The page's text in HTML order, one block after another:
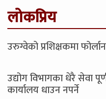
लोकप्रिय
उरुग्वेको प्रशिक्षकमा फोर्लान
उद्योग विभागका धेरै सेवा
कार्यालय धाउन नपर्ने